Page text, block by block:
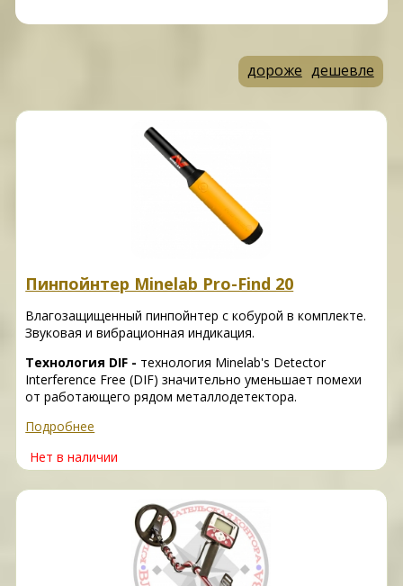
дороже дешевле
Пинпойнтер Minelab Pro-Find 20
Влагозащищенный пинпойнтер с кобурой в комплекте.
Звуковая и вибрационная индикация.
Технология DIF - технология Minelab's Detector
Interference Free (DIF) значительно уменьшает помехи
от работающего рядом металлодетектора.
Подробнее
Нет в наличии